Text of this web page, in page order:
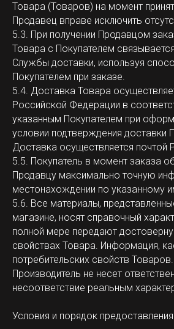
Товара (Товаров) на момент
Продавец вправе исключить
5.3. При получении Продавцом
Товара с Покупателем
Службы доставки, используя
Покупателем при заказе.
5.4. Доставка Товара
Российской Федерации в
указанным Покупателем при
условии подтверждения доставки
Доставка осуществляется почтой
5.5. Покупатель в момент заказа
Продавцу максимально точную
местонахождении по указанному
5.6. Все материалы,
магазине, носят справочный
полной мере передают
свойствах Товара. Информация,
потребительских свойств
Производитель не несет
несоответствие реальным
Условия и порядок